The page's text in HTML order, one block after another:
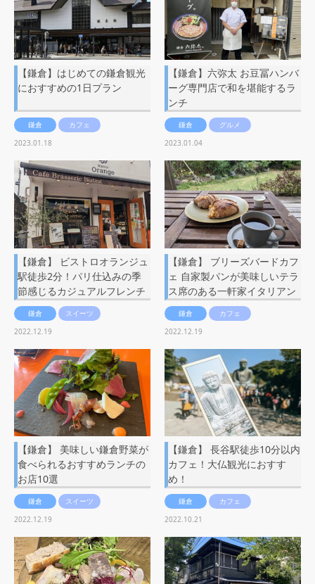
【鎌倉】はじめての鎌倉観光
におすすめの1日プラン
鎌倉
カフェ
2023.01.18
【鎌倉】六弥太 お豆冨ハンバ
ーグ専門店で和を堪能するラ
ンチ
鎌倉
グルメ
2023.01.04
【鎌倉】 ビストロオランジュ
駅徒歩2分！パリ仕込みの季
節感じるカジュアルフレンチ
鎌倉
スイーツ
2022.12.19
【鎌倉】 ブリーズバードカフ
ェ 自家製パンが美味しいテラ
ス席のある一軒家イタリアン
鎌倉
カフェ
2022.12.19
【鎌倉】 美味しい鎌倉野菜が
食べられるおすすめランチの
お店10選
鎌倉
スイーツ
2022.12.19
【鎌倉】 長谷駅徒歩10分以内
カフェ！大仏観光におすす
め！
鎌倉
カフェ
2022.10.21